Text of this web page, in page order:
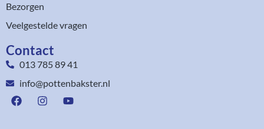
Bezorgen
Veelgestelde vragen
Contact
013 785 89 41
info@pottenbakster.nl